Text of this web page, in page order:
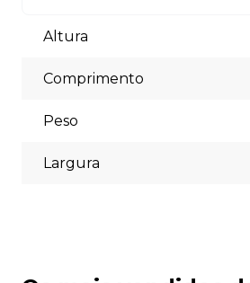
(5% off) cartões de crédito, boleto
escolher a opção que melhor se
Altura
Comprimento
Peso
Largura